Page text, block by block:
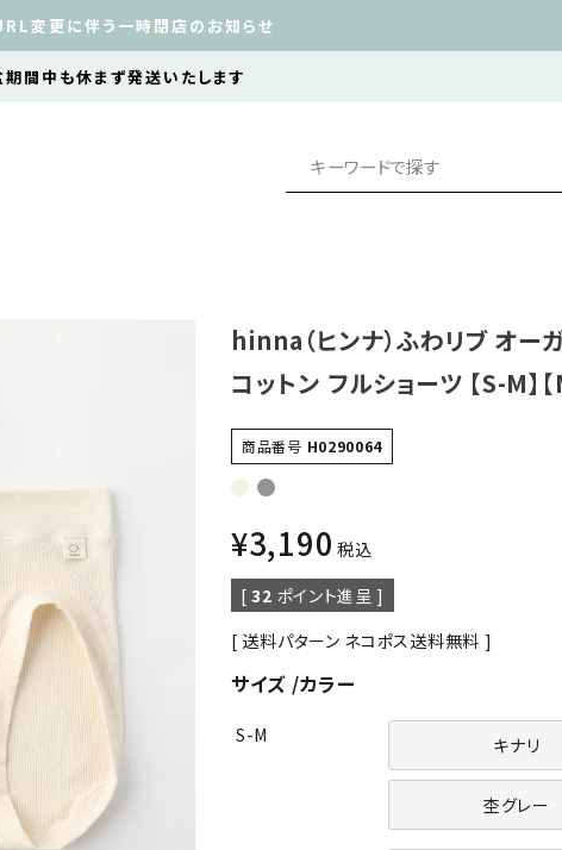
変更に伴う一時閉店のお知らせ
期間中も休まず発送いたします
hinna（ヒンナ）ふわリブ オー
コットン フルショーツ 【S-M】【
商品番号 H0290064
¥3,190 税込
[ 32 ポイント進呈 ]
送料パターン ネコポス送料無料
サイズ カラー
S-M キナリ
杢グレー